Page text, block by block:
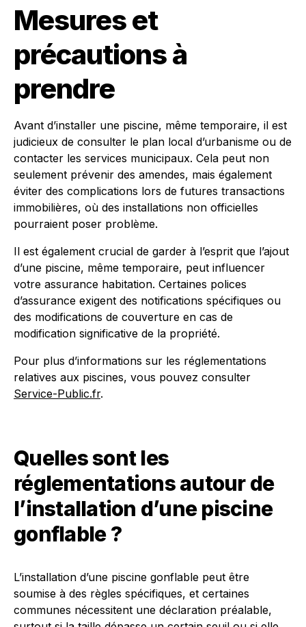
Mesures et
précautions à
prendre
Avant d’installer une piscine, même temporaire, il est
judicieux de consulter le plan local d’urbanisme ou de
contacter les services municipaux. Cela peut non
seulement prévenir des amendes, mais également
éviter des complications lors de futures transactions
immobilières, où des installations non officielles
pourraient poser problème.
Il est également crucial de garder à l’esprit que l’ajout
d’une piscine, même temporaire, peut influencer
votre assurance habitation. Certaines polices
d’assurance exigent des notifications spécifiques ou
des modifications de couverture en cas de
modification significative de la propriété.
Pour plus d’informations sur les réglementations
relatives aux piscines, vous pouvez consulter
Service-Public.fr.
Quelles sont les
réglementations autour de
l’installation d’une piscine
gonflable ?
L’installation d’une piscine gonflable peut être
soumise à des règles spécifiques, et certaines
communes nécessitent une déclaration préalable,